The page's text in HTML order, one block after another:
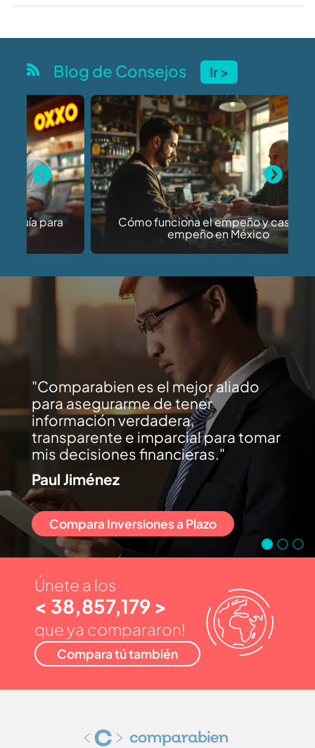
Blog de Consejos Ir >
Cómo funciona el empeño y casas de
empeño en México
Previous Next
Comparabien es el mejor aliado
para asegurarme de tener
información verdadera,
transparente e imparcial para tomar
mis decisiones financieras.
Paul Jiménez
Compara Inversiones a Plazo
Únete a los
< 38,857,179 >
que ya compararon!
Compara tú también